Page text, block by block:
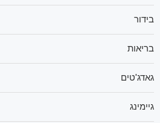
בידור
בריאות
גאדג'טים
גיימינג